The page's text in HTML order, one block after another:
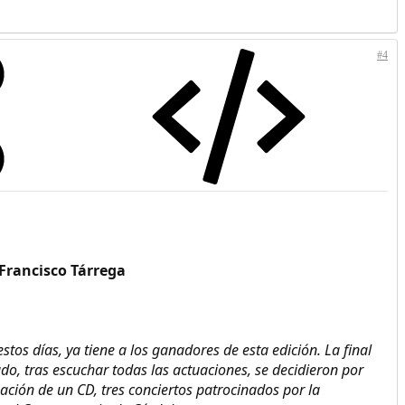
#4
Tárrega
días, ya tiene a los ganadores de esta edición. La final
tras escuchar todas las actuaciones, se decidieron por
de un CD, tres conciertos patrocinados por la